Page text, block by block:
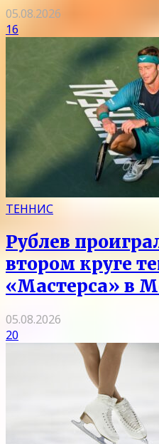
05.08.2026
16
ТЕННИС
Рублев
втором круге
«Мастерса» в
05.08.2026
20